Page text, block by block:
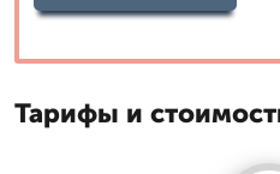
Тарифы и